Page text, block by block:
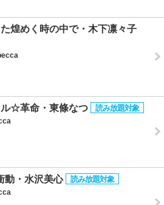
煌めく時の中で・木下凛々子
☆革命・東條なつ
動・水沢美心